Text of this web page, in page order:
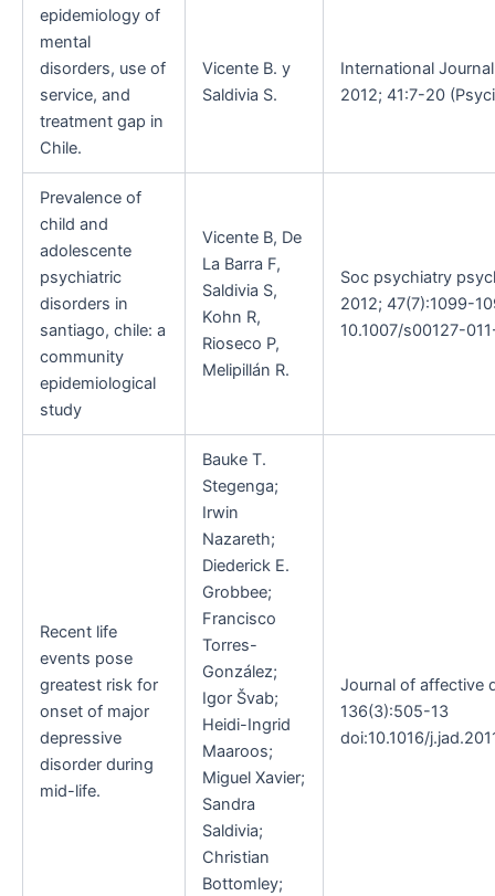
epidemiology of
mental
disorders, use of
service, and
treatment gap in
Chile.
Vicente B. y
Saldivia S.
International
2012; 41:7-20
Prevalence of
child and
adolescente
psychiatric
disorders in
santiago, chile: a
community
epidemiological
study
Vicente B, De
La Barra F,
Saldivia S,
Kohn R,
Rioseco P,
Melipillán R.
Soc psychiatry
2012; 47(7):1099-
10.1007/s00127-
Recent life
events pose
greatest risk for
onset of major
depressive
disorder during
mid-life.
Bauke T.
Stegenga;
Irwin
Nazareth;
Diederick E.
Grobbee;
Francisco
Torres-
González;
Igor Švab;
Heidi-Ingrid
Maaroos;
Miguel Xavier;
Sandra
Saldivia;
Christian
Bottomley;
Journal of affective
136(3):505-13
doi:10.1016/